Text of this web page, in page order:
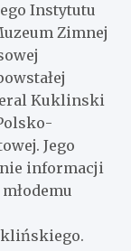
Instytutu
Zimnej
Kuklinski
Jego
informacji